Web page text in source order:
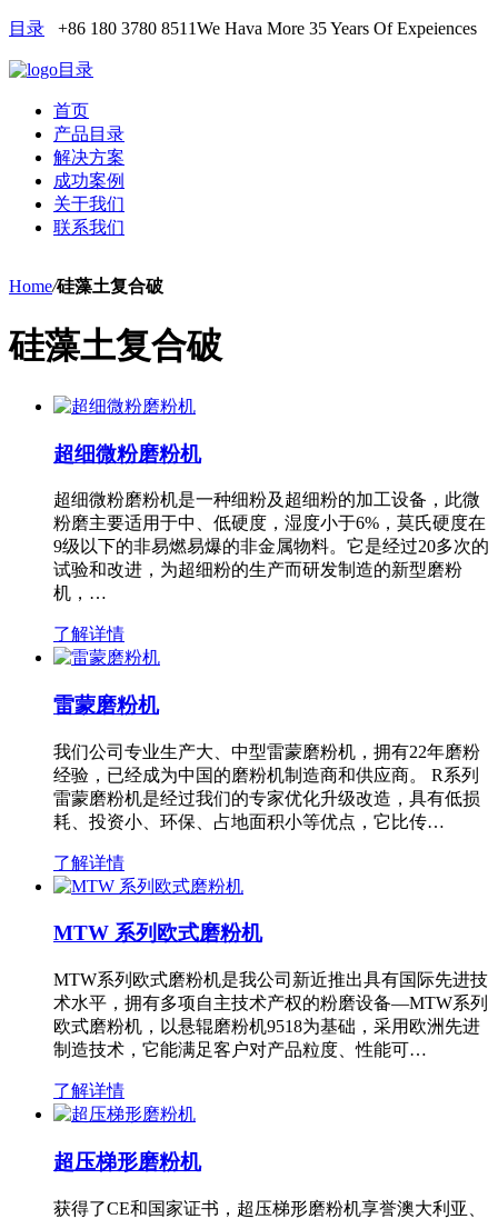
目录 +86 180 3780 8511We Hava More 35 Years Of Expeiences
目录
首页
产品目录
解决方案
成功案例
关于我们
联系我们
Home/硅藻土复合破
硅藻土复合破
超细微粉磨粉机
超细微粉磨粉机是一种细粉及超细粉的加工设备，此微
粉磨主要适用于中、低硬度，湿度小于6%，莫氏硬度在
9级以下的非易燃易爆的非金属物料。它是经过20多次的
试验和改进，为超细粉的生产而研发制造的新型磨粉
机，…
了解详情
雷蒙磨粉机
我们公司专业生产大、中型雷蒙磨粉机，拥有22年磨粉
经验，已经成为中国的磨粉机制造商和供应商。 R系列
雷蒙磨粉机是经过我们的专家优化升级改造，具有低损
耗、投资小、环保、占地面积小等优点，它比传…
了解详情
MTW 系列欧式磨粉机
MTW系列欧式磨粉机是我公司新近推出具有国际先进技
术水平，拥有多项自主技术产权的粉磨设备—MTW系列
欧式磨粉机，以悬辊磨粉机9518为基础，采用欧洲先进
制造技术，它能满足客户对产品粒度、性能可…
了解详情
超压梯形磨粉机
获得了CE和国家证书，超压梯形磨粉机享誉澳大利亚、